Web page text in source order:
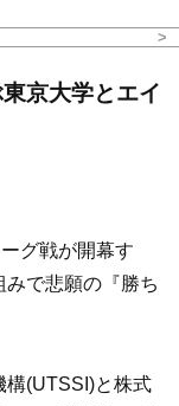
京大学とエイ
グ戦が開幕す
で悲願の『勝ち
(UTSSI)と株式